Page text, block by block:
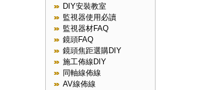
DIY安裝教室
監視器使用必讀
監視器材FAQ
鏡頭FAQ
鏡頭焦距選購DIY
施工佈線DIY
同軸線佈線
AV線佈線